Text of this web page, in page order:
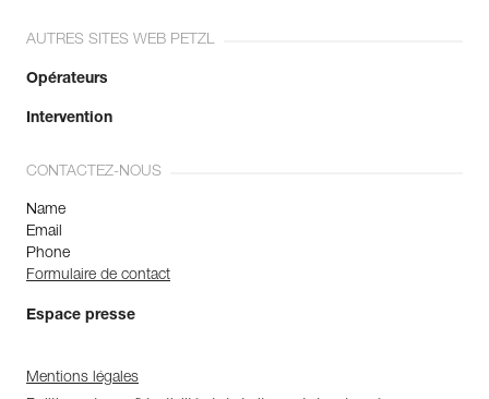
AUTRES SITES WEB PETZL
Opérateurs
Intervention
CONTACTEZ-NOUS
Name
Email
Phone
Formulaire de contact
Espace presse
Mentions légales